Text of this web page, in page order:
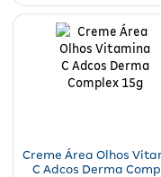
Creme Área Olhos
C Adcos Derma